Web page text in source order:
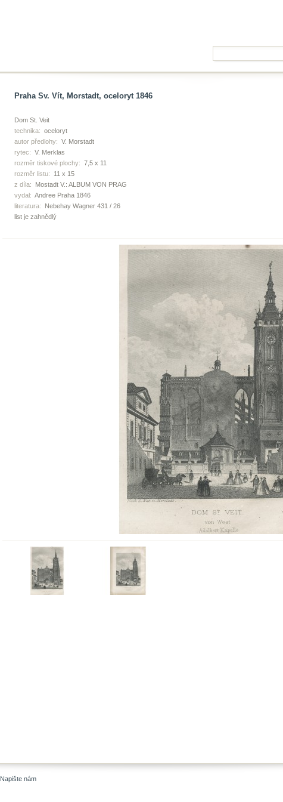
Praha Sv. Vít, Morstadt, oceloryt 1846
Dom St. Veit
technika: oceloryt
autor předlohy: V. Morstadt
rytec: V. Merklas
rozměr tiskové plochy: 7,5 x 11
rozměr listu:
11 x 15
z díla:
Mostadt V.: ALBUM VON PRAG
vydal: Andree Praha 1846
literatura:
Nebehay Wagner 431 / 26
list je zahnědlý
Napište nám